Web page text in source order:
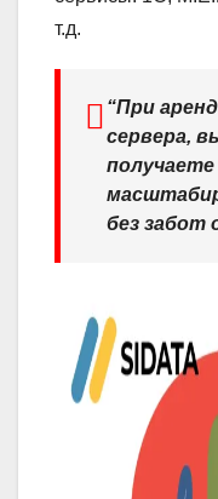
т.д.
“При
сервера,
без забот